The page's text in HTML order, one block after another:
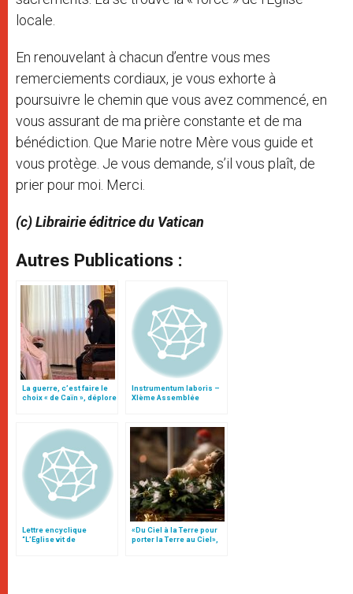
locale.
En renouvelant à chacun d’entre vous mes
remerciements cordiaux, je vous exhorte à
poursuivre le chemin que vous avez commencé, en
vous assurant de ma prière constante et de ma
bénédiction. Que Marie notre Mère vous guide et
vous protège. Je vous demande, s’il vous plaît, de
prier pour moi. Merci.
(c) Librairie éditrice du Vatican
Autres Publications :
La guerre, c’est faire le
choix « de Caïn », déplore
Instrumentum laboris –
XIème Assemblée
Lettre encyclique
“L’Eglise vit de
«Du Ciel à la Terre pour
porter la Terre au Ciel»,